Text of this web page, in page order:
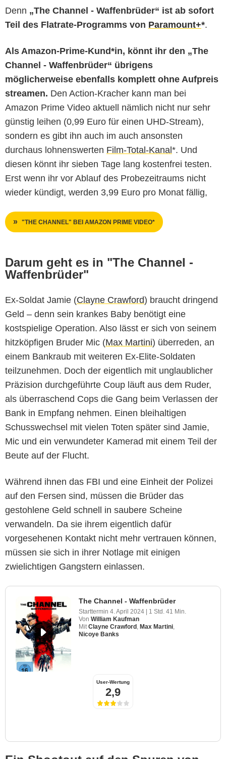
Denn „The Channel - Waffenbrüder“ ist ab sofort
Teil des Flatrate-Programms von Paramount+*.
Als Amazon-Prime-Kund*in, könnt ihr den „The
Channel - Waffenbrüder“ übrigens
möglicherweise ebenfalls komplett ohne Aufpreis
streamen. Den Action-Kracher kann man bei
Amazon Prime Video aktuell nämlich nicht nur sehr
günstig leihen (0,99 Euro für einen UHD-Stream),
sondern es gibt ihn auch im auch ansonsten
durchaus lohnenswerten Film-Total-Kanal*. Und
diesen könnt ihr sieben Tage lang kostenfrei testen.
Erst wenn ihr vor Ablauf des Probezeitraums nicht
wieder kündigt, werden 3,99 Euro pro Monat fällig,
"THE CHANNEL" BEI AMAZON PRIME VIDEO*
Darum geht es in "The Channel -
Waffenbrüder"
Ex-Soldat Jamie (Clayne Crawford) braucht dringend
Geld – denn sein krankes Baby benötigt eine
kostspielige Operation. Also lässt er sich von seinem
hitzköpfigen Bruder Mic (Max Martini) überreden, an
einem Bankraub mit weiteren Ex-Elite-Soldaten
teilzunehmen. Doch der eigentlich mit unglaublicher
Präzision durchgeführte Coup läuft aus dem Ruder,
als überraschend Cops die Gang beim Verlassen der
Bank in Empfang nehmen. Einen bleihaltigen
Schusswechsel mit vielen Toten später sind Jamie,
Mic und ein verwundeter Kamerad mit einem Teil der
Beute auf der Flucht.
Während ihnen das FBI und eine Einheit der Polizei
auf den Fersen sind, müssen die Brüder das
gestohlene Geld schnell in saubere Scheine
verwandeln. Da sie ihrem eigentlich dafür
vorgesehenen Kontakt nicht mehr vertrauen können,
müssen sie sich in ihrer Notlage mit einigen
zwielichtigen Gangstern einlassen.
The Channel - Waffenbrüder
Starttermin 4. April 2024 | 1 Std. 41 Min.
Von William Kaufman
Mit Clayne Crawford Max Martini
Nicoye Banks
User-Wertung
2,9